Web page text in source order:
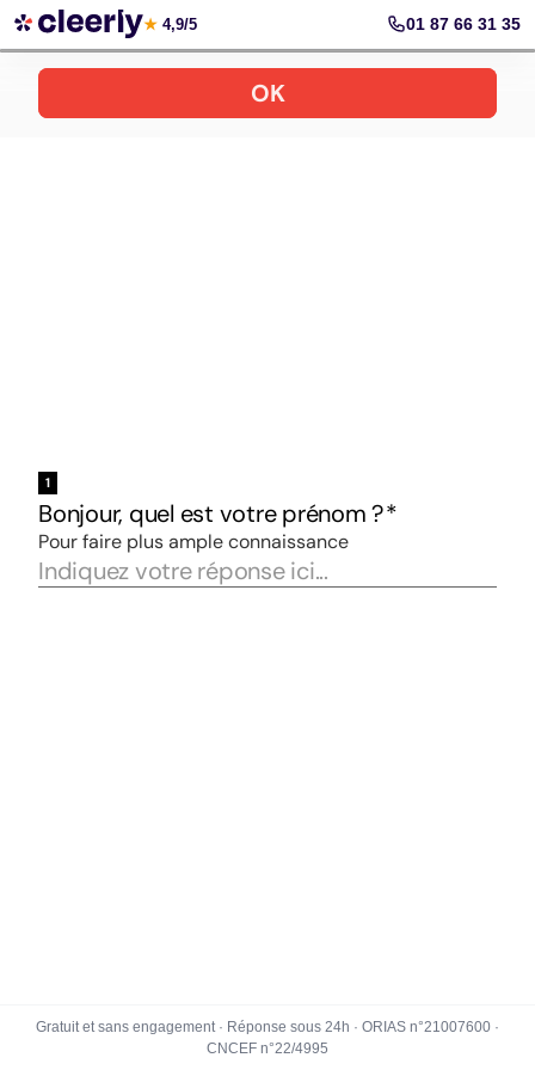
Votre simulation gratuite et personnalisée
★ 4,9/5 01 87 66 31 35
Gratuit et sans engagement · Réponse sous 24h · ORIAS n°21007600 ·
CNCEF n°22/4995